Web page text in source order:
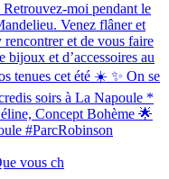
vous ch